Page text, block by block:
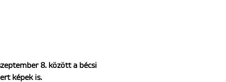
8. között a bécsi
képek is.